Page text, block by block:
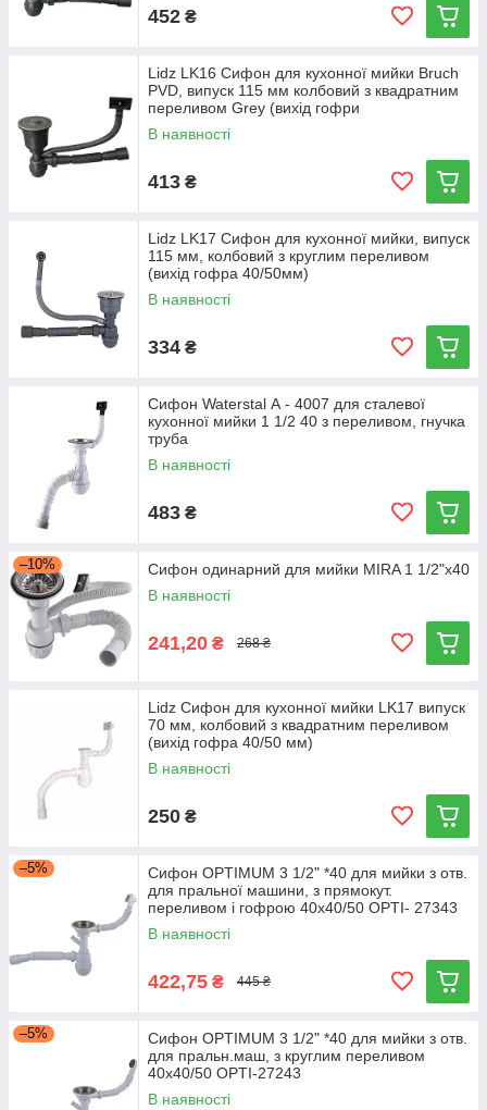
452 ₴
Lidz LK16 Сифон для кухонної мийки Bruch
PVD, випуск 115 мм колбовий з квадратним
переливом Grey (вихід гофри
В наявності
413 ₴
Lidz LK17 Сифон для кухонної мийки, випуск
115 мм, колбовий з круглим переливом
(вихід гофра 40/50мм)
В наявності
334 ₴
Сифон Waterstal А - 4007 для сталевої
кухонної мийки 1 1/2 40 з переливом, гнучка
труба
В наявності
483 ₴
–10%
Сифон одинарний для мийки MIRA 1 1/2"х40
В наявності
241,20 ₴ 268 ₴
Lidz Сифон для кухонної мийки LK17 випуск
70 мм, колбовий з квадратним переливом
(вихід гофра 40/50 мм)
В наявності
250 ₴
–5%
Сифон OPTIMUM 3 1/2" *40 для мийки з отв.
для пральної машини, з прямокут.
переливом і гофрою 40х40/50 OPTI- 27343
В наявності
422,75 ₴ 445 ₴
–5%
Сифон OPTIMUM 3 1/2" *40 для мийки з отв.
для пральн.маш, з круглим переливом
40х40/50 OPTI-27243
В наявності